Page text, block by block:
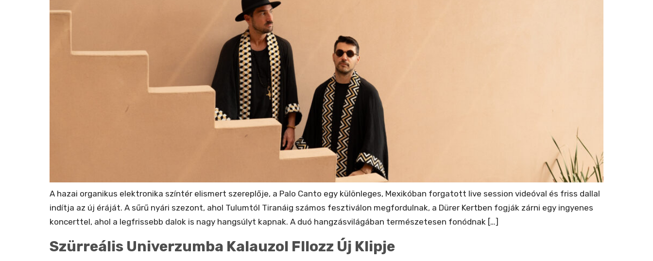
A hazai organikus elektronika színtér elismert szereplője, a Palo Canto egy különleges, Mexikóban forgatott live session videóval és friss dallal
indítja az új éráját. A sűrű nyári szezont, ahol Tulumtól Tiranáig számos fesztiválon megfordulnak, a Dürer Kertben fogják zárni egy ingyenes
koncerttel, ahol a legfrissebb dalok is nagy hangsúlyt kapnak. A duó hangzásvilágában természetesen fonódnak […]
Szürreális Univerzumba Kalauzol Fllozz Új Klipje